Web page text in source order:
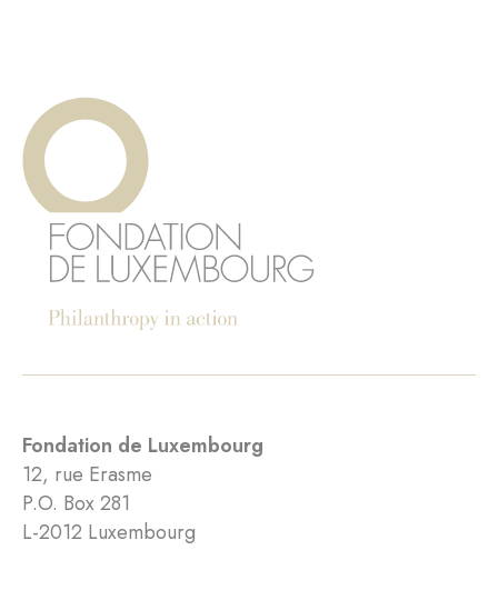
Fondation de Luxembourg
12, rue Erasme
P.O. Box 281
L-2012 Luxembourg